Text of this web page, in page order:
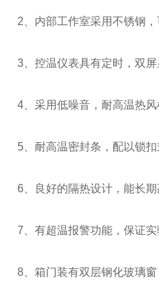
2、内部工作室采用不锈钢
3、控温仪表具有定时，双
4、采用低噪音，耐高温热
5、耐高温密封条，配以锁
6、良好的隔热设计，能长
7、有超温报警功能，保证
8、箱门装有双层钢化玻璃